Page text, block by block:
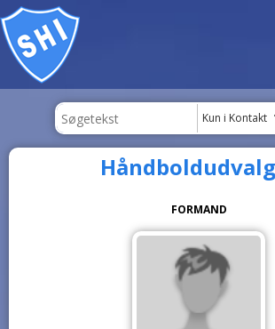
Kun i Kontakt
FORMAND